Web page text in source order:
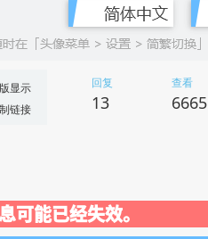
显示
链接
回复
13
查看
6665
能已经失效。